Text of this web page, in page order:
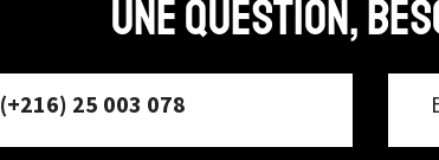
Une question,
(+216) 25 003 078